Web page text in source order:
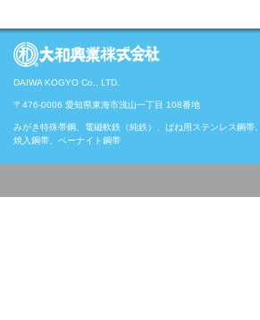
DAIWA KOGYO Co., LTD.
〒476-0006 愛知県東海市浅山一丁目 108番地
みがき特殊帯鋼、電磁軟鉄（純鉄）、ばね用ステンレス鋼帯、
焼入鋼帯、ベーナイト鋼帯